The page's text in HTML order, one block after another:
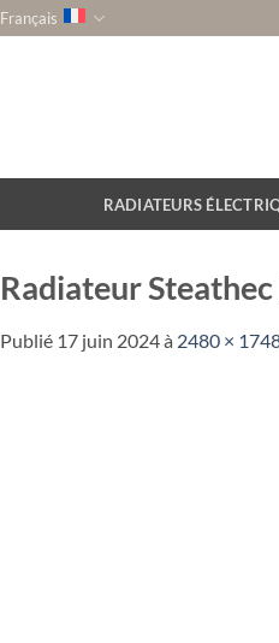
Français
RADIATEURS
Radiateur
Publié 17 juin 2024à 2480 ×